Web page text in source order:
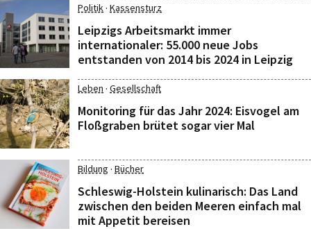
Politik· Kassensturz
Leipzigs Arbeitsmarkt immer
internationaler: 55.000 neue Jobs
entstanden von 2014 bis 2024 in Leipzig
Leben · Gesellschaft
Monitoring für das Jahr 2024: Eisvogel am
Floßgraben brütet sogar vier Mal
Bildung · Bücher
Schleswig-Holstein kulinarisch: Das Land
zwischen den beiden Meeren einfach mal
mit Appetit bereisen